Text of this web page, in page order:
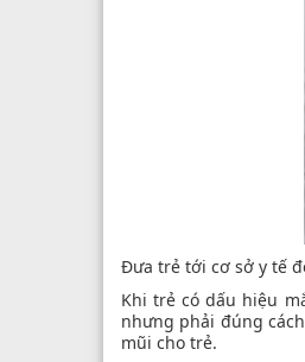
Đưa trẻ tới cơ sở y tế
Khi trẻ có dấu hiệu
nhưng phải đúng
mũi cho trẻ.